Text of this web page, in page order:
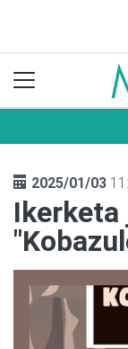
2025/01/03
Ikerketa